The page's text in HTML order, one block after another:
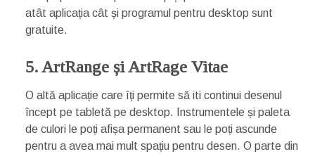
atât aplicația cât și programul pentru desktop sunt
gratuite.
5. ArtRange și ArtRage Vitae
O altă aplicație care îți permite să iti continui desenul
încept pe tabletă pe desktop. Instrumentele și paleta
de culori le poți afișa permanent sau le poți ascunde
pentru a avea mai mult spațiu pentru desen. O parte din